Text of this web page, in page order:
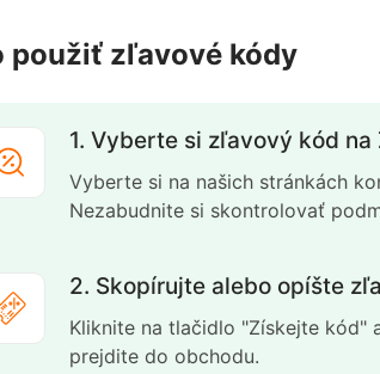
použiť zľavové kódy
1. Vyberte si zľavový kód na
Vyberte si na našich stránkách
Nezabudnite si skontrolovať
2. Skopírujte alebo opíšte
Kliknite na tlačidlo "Získejte kód"
prejdite do obchodu.